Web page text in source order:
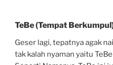
TeBe (Tempat
Geser lagi, tepatnya agak
tak kalah nyaman yaitu